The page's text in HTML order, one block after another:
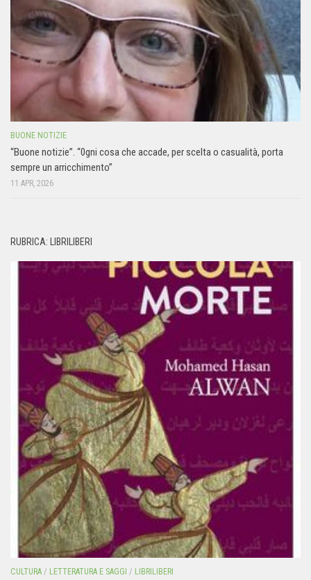
BUONE NOTIZIE
“Buone notizie”. “0gni cosa che accade, per scelta o casualità, porta
sempre un arricchimento”
11 APR, 2026
RUBRICA: LIBRILIBERI
CULTURA / LETTERATURA E SAGGI / LIBRILIBERI